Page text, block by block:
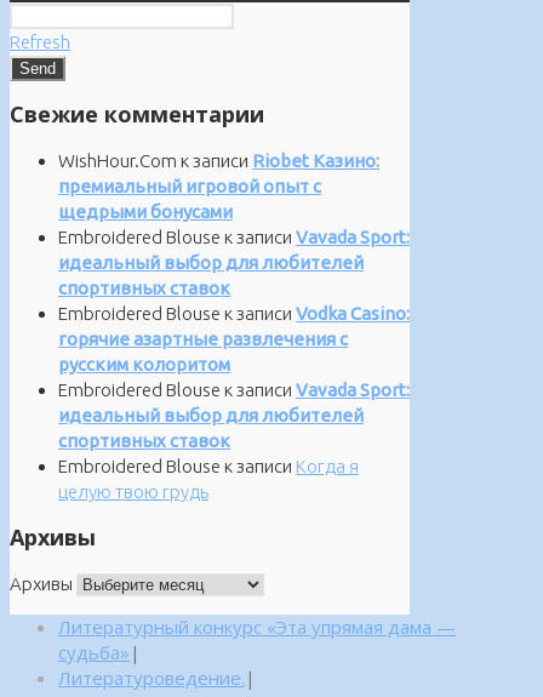
Refresh
Свежие комментарии
WishHour.Com к записи Riobet Казино:
премиальный игровой опыт с
щедрыми бонусами
Embroidered Blouse к записи Vavada Sport:
идеальный выбор для любителей
спортивных ставок
Embroidered Blouse к записи Vodka Casino:
горячие азартные развлечения с
русским колоритом
Embroidered Blouse к записи Vavada Sport:
идеальный выбор для любителей
спортивных ставок
Embroidered Blouse к записи Когда я
целую твою грудь
Архивы
Архивы
Литературный конкурс «Эта упрямая дама —
судьба» |
Литературоведение. |